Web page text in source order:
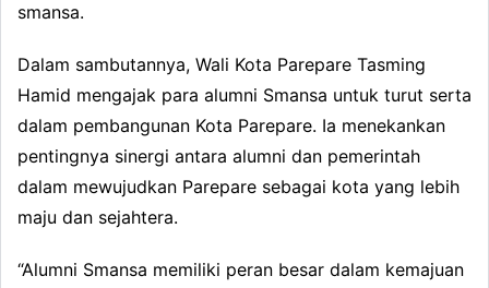
smansa.
Dalam sambutannya, Wali Kota Parepare Tasming
Hamid mengajak para alumni Smansa untuk turut serta
dalam pembangunan Kota Parepare. Ia menekankan
pentingnya sinergi antara alumni dan pemerintah
dalam mewujudkan Parepare sebagai kota yang lebih
maju dan sejahtera.
“Alumni Smansa memiliki peran besar dalam kemajuan